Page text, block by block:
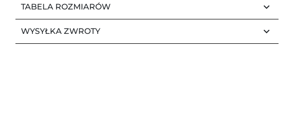
TABELA ROZMIARÓW keyboard_arrow_down
WYSYŁKA ZWROTY keyboard_arrow_down